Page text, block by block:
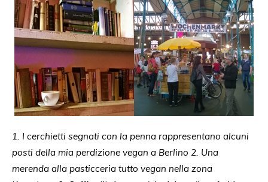
1. I cerchietti segnati con la penna rappresentano alcuni
posti della mia perdizione vegan a Berlino 2. Una
merenda alla pasticceria tutto vegan nella zona